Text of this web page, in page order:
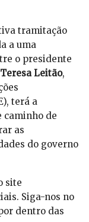
tramitação
a uma
o presidente
Teresa Leitão,
terá a
caminho de
as
do governo
site
Siga-nos no
dentro das